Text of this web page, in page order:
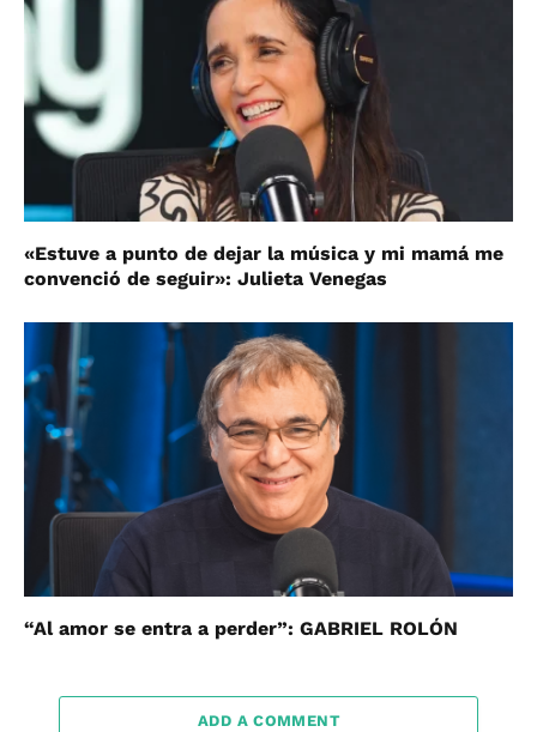
«Estuve a punto de dejar la música y mi mamá me
convenció de seguir»: Julieta Venegas
“Al amor se entra a perder”: GABRIEL ROLÓN
ADD A COMMENT